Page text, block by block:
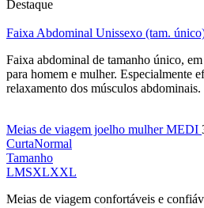
Destaque
Faixa Abdominal Unissexo (tam.
Faixa abdominal de tamanho único,
para homem e mulher. Especialmente
relaxamento dos músculos abdominais.
Meias de viagem joelho mulher MEDI
CurtaNormal
Tamanho
LMSXLXXL
Meias de viagem confortáveis e